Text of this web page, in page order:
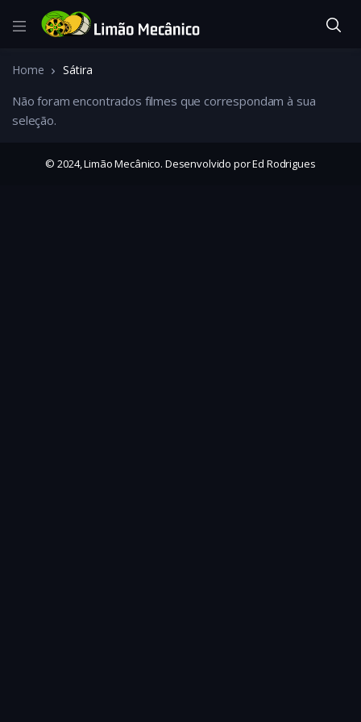
Home Sátira
Não foram encontrados filmes que correspondam à sua
seleção.
© 2024, Limão Mecânico. Desenvolvido por Ed Rodrigues